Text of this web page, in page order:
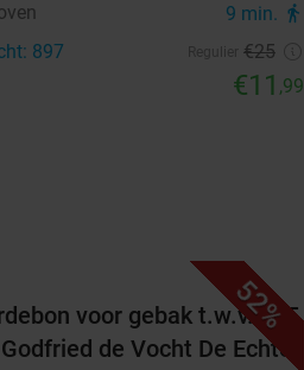
9 min. directions_walk
897 €25
€11 ,99
52%
voor gebak t.w.v. €25
de Vocht De Echte